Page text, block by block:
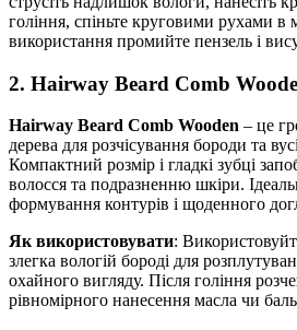
гоління, спіньте круговими рухами в
використання промийте пензель і
2. Hairway Beard Comb
Hairway Beard Comb Wooden – це
дерева для розчісування бороди та
Компактний розмір і гладкі зубці
волосся та подразненню шкіри.
формування контурів і щоденного
Як використовувати:
злегка вологій бороді для
охайного вигляду. Після гоління
рівномірного нанесення масла чи